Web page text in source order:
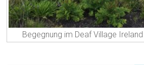
Begegnung im Deaf Village Ireland